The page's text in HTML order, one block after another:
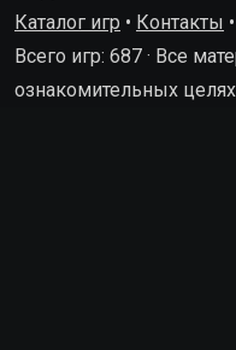
Каталог игр • Контакты •
Всего игр: 687 · Все
ознакомительных